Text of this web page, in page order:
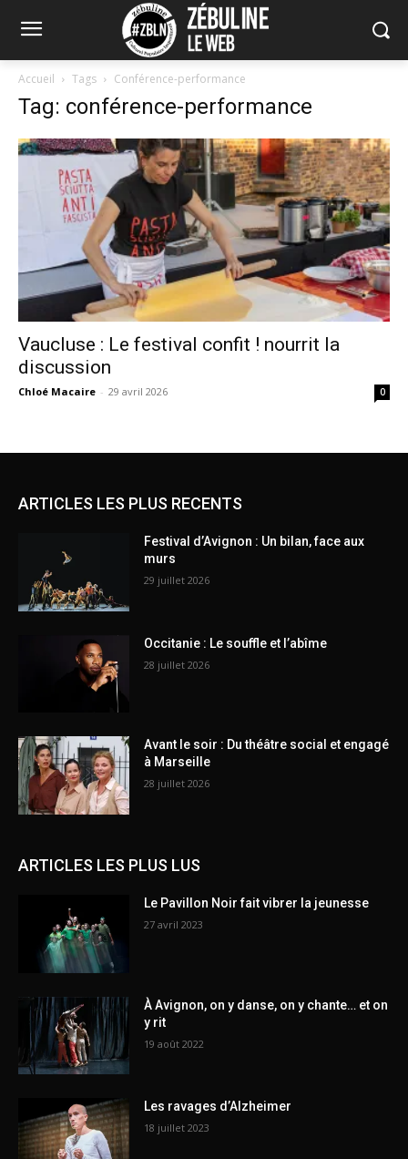
Accueil Tags Conférence-performance
Tag: conférence-performance
Vaucluse : Le festival confit ! nourrit la
discussion
Chloé Macaire - 29 avril 2026 0
ARTICLES LES PLUS RECENTS
Festival d’Avignon : Un bilan, face aux
murs
29 juillet 2026
Occitanie : Le souffle et l’abîme
28 juillet 2026
Avant le soir : Du théâtre social et engagé
à Marseille
28 juillet 2026
ARTICLES LES PLUS LUS
Le Pavillon Noir fait vibrer la jeunesse
27 avril 2023
À Avignon, on y danse, on y chante… et on
y rit
19 août 2022
Les ravages d’Alzheimer
18 juillet 2023